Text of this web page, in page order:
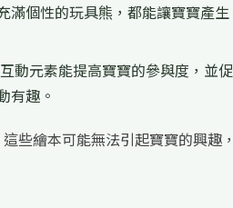
滿個性的玩具熊，都能讓寶寶產生
動元素能提高寶寶的參與度，並促
有趣。
些繪本可能無法引起寶寶的興趣，